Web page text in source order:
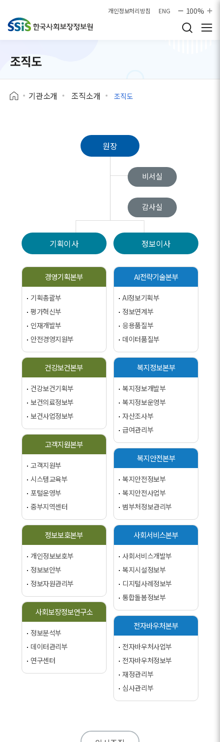
개인정보처리방침 ENG 100%
조직도
기관소개 조직소개 조직도
원장
비서실
감사실
기획이사
경영기획본부
기획총괄부
평가혁신부
인재개발부
안전경영지원부
건강보건본부
건강보건기획부
보건의료정보부
보건사업정보부
고객지원본부
고객지원부
시스템교육부
포털운영부
중부지역센터
정보보호본부
개인정보보호부
정보보안부
정보자원관리부
사회보장정보연구소
정보분석부
데이터관리부
연구센터
정보이사
AI전략기술본부
AI정보기획부
정보연계부
응용품질부
데이터품질부
복지정보본부
복지정보개발부
복지정보운영부
자산조사부
급여관리부
복지안전본부
복지안전정보부
복지안전사업부
범부처정보관리부
사회서비스본부
사회서비스개발부
복지시설정보부
디지털사례정보부
통합돌봄정보부
전자바우처본부
전자바우처사업부
전자바우처정보부
재정관리부
심사관리부